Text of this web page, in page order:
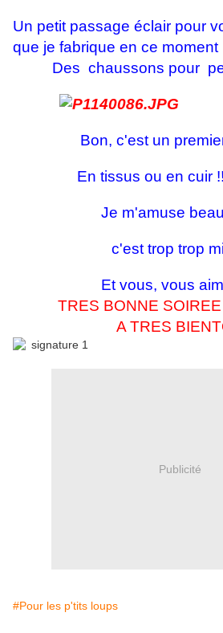
Un petit passage éclair pour
que je fabrique en ce moment
Des chaussons pour
Bon, c'est un
En tissus ou en cuir
Je m'amuse
c'est trop trop
Et vous, vous
TRES BONNE
A TRES
Publicité
#Pour les p'tits loups